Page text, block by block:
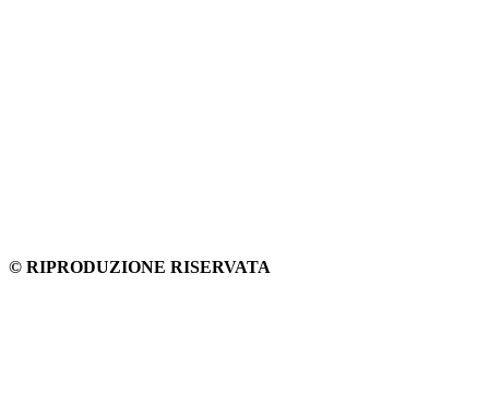
© RIPRODUZIONE RISERVATA